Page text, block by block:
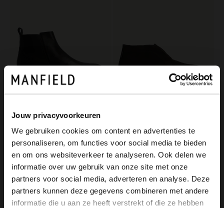
Jouw privacyvoorkeuren
We gebruiken cookies om content en advertenties te
personaliseren, om functies voor social media te bieden
en om ons websiteverkeer te analyseren. Ook delen we
informatie over uw gebruik van onze site met onze
partners voor social media, adverteren en analyse. Deze
partners kunnen deze gegevens combineren met andere
informatie die u aan ze heeft verstrekt of die ze hebben
Zwarte leren Chelsea boots Bruine suède chelsea boots
NEW
×
View this website in English?
It looks like your language isn't Dutch. Would
you like to switch to English?